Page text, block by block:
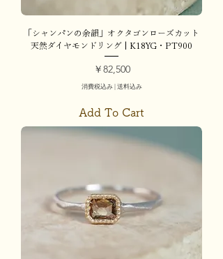
「シャンパンの余韻」オクタゴンローズカット
天然ダイヤモンドリング | K18YG・PT900
価格
￥82,500
消費税込み|送料込み
Add To Cart